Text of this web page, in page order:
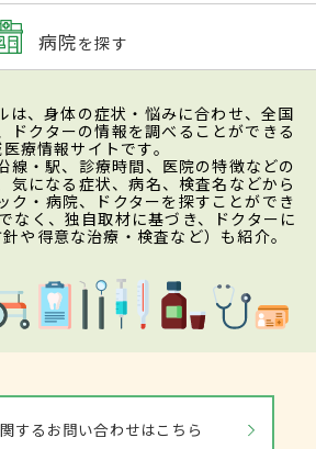
病院を探す
は、身体の症状・悩みに合わせ、全国
ドクターの情報を調べることができる
療情報サイトです。
線・駅、診療時間、医院の特徴などの
気になる症状、病名、検査名などから
ク・病院、ドクターを探すことができ
なく、独自取材に基づき、ドクターに
や得意な治療・検査など）も紹介。
するお問い合わせはこちら